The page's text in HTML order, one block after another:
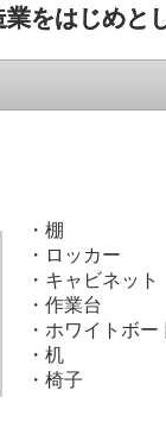
をはじめと
・棚
・ロッカー
・キャビネット
・作業台
・ホワイトボー
・机
・椅子